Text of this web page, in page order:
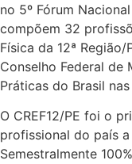
no 5º Fórum
compõem 32
Física da 12ª
Conselho Federal de
Práticas do Brasil
O CREF12/PE foi o
profissional do país
Semestralmente